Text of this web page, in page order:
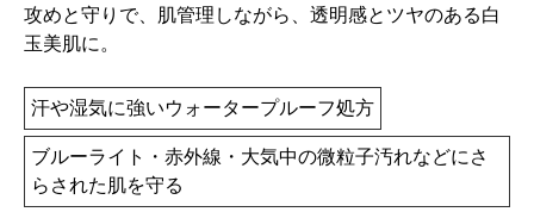
攻めと守りで、肌管理しながら、透明感とツヤのある白
玉美肌に。
汗や湿気に強いウォータープルーフ処方
ブルーライト・赤外線・大気中の微粒子汚れなどにさ
らされた肌を守る